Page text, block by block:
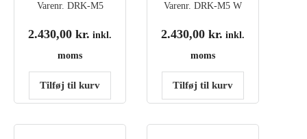
Varenr. DRK-M5
2.430,00 kr. inkl.
moms
Tilføj til kurv
Varenr. DRK-M5 W
2.430,00 kr. inkl.
moms
Tilføj til kurv